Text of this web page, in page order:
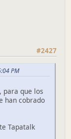
#2427
PM
para que los
han cobrado
Tapatalk